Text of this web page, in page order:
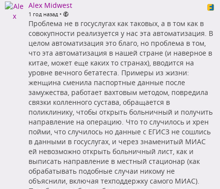
Alex Midwest
1 год назад •
Проблема не в госуслугах как таковых, а в том как в
совокупности реализуется у нас эта автоматизация. В
целом автоматизация это благо, но проблема в том,
что эта автоматизация в нашей стране (и наверное в
китае, может еще каких то странах), вводится на
уровне вечного бетатеста. Примеры из жизни:
женщина сменила паспортные данные после
замужества, работает вахтовым методом, повредила
связки колленного сустава, обращается в
поликлинику, чтобы открыть больничный и получить
направление на операцию. Что то случилось и хрен
пойми, что случилось но данные с ЕГИСЗ не сошлись
в данными в госуслугах, и через знаменитый МИАС
ей невозможно открыть больничный лист, как и
выписать направление в местный стационар (как
обрабатывать подобные случаи никому не
объяснили, включая техподдержку самого МИАС).